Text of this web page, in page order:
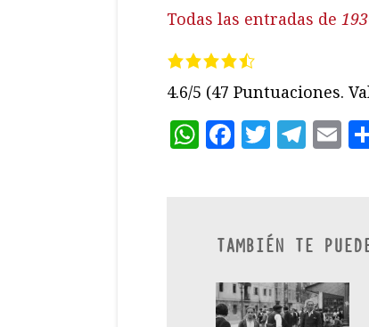
Todas las entradas de
4.6/5 (47 Puntuaciones.
WhatsApp
Facebook
TAMBIÉN TE